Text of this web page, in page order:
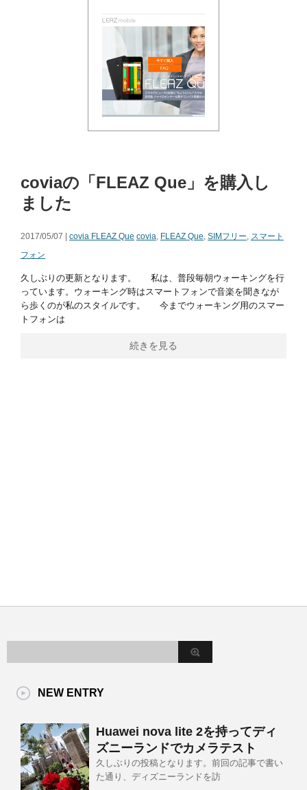
coviaの「FLEAZ Que」を購入し
ました
2017/05/07 | covia FLEAZ Que covia, FLEAZ Que, SIMフリー, スマート
フォン
久しぶりの更新となります。 私は、普段毎朝ウォーキングを行
っています。ウォーキング時はスマートフォンで音楽を聞きなが
ら歩くのが私のスタイルです。 今までウォーキング用のスマー
トフォンは
続きを見る
NEW ENTRY
Huawei nova lite 2を持ってディ
ズニーランドでカメラテスト
久しぶりの投稿となります。前回の記事で書い
た通り、ディズニーランドを訪